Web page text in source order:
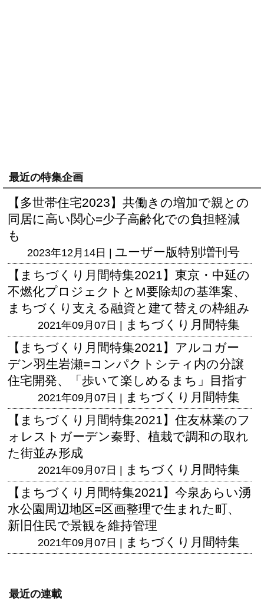
最近の特集企画
【多世帯住宅2023】共働きの増加で親との
同居に高い関心=少子高齢化での負担軽減
も
2023年12月14日 | ユーザー版特別増刊号
【まちづくり月間特集2021】東京・中延の
不燃化プロジェクトとM要除却の基準案、
まちづくり支える融資と建て替えの枠組み
2021年09月07日 |
まちづくり月間特集
【まちづくり月間特集2021】アルコガー
デン羽生岩瀬=コンパクトシティ内の分譲
住宅開発、「歩いて楽しめるまち」目指す
2021年09月07日 |
まちづくり月間特集
【まちづくり月間特集2021】住友林業のフ
ォレストガーデン秦野、植栽で調和の取れ
た街並み形成
2021年09月07日 |
まちづくり月間特集
【まちづくり月間特集2021】今泉あらい湧
水公園周辺地区=区画整理で生まれた町、
新旧住民で景観を維持管理
2021年09月07日 | まちづくり月間特集
最近の連載